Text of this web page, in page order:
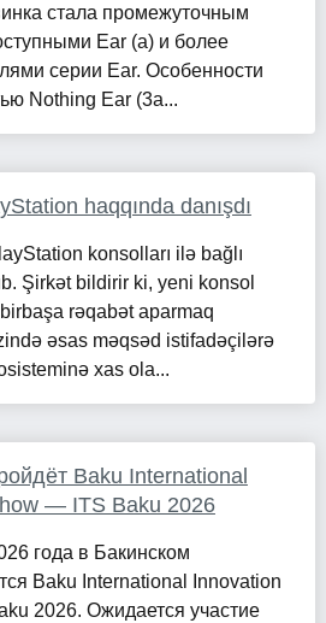
стала промежуточным
Ear (a) и более
серии Ear. Особенности
Nothing Ear (3a...
haqqında danışdı
konsolları ilə bağlı
Şirkət bildirir ki, yeni konsol
rəqabət aparmaq
əsas məqsəd istifadəçilərə
xas ola...
Baku International
— ITS Baku 2026
года в Бакинском
Baku International Innovation
2026. Ожидается участие